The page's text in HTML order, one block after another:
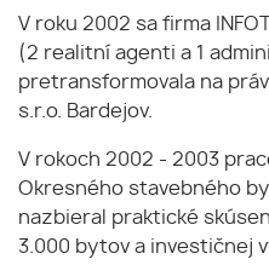
V roku 2002 sa firma
(2 realitní agenti a 1
pretransformovala na
s.r.o. Bardejov.
V rokoch 2002 - 2003
Okresného stavebného
nazbieral praktické
3.000 bytov a investičnej